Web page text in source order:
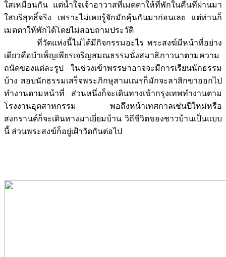
ใสเหมือนกัน แต่น้ำใจเจ้าอาวาสที่เมตตาให้ที่พักในคืนที่ผ่านมา
ใสบริสุทธิ์จริง เพราะไม่เคยรู้จักมักคุ้นกันมาก่อนเลย แต่ท่านก็
เมตตาให้พักได้โดยไม่สอบถามประวัติ
ที่วัดแห่งนี้ไม่ได้มีกิจกรรมอะไร พระสงฆ์มีหน้าที่อย่าง
เดียวคือบำเพ็ญเพียรเจริญสมณธรรมนั่งสมาธิภาวนาตามความ
ถนัดของแต่ละรูป ในช่วงเข้าพรรษาอาจจะมีการเรียนนักธรรม
บ้าง สอบนักธรรมเสร็จพระภิกษุสามเณรก็มักจะลาสิกขาออกไป
ทำงานตามหน้าที่ ส่วนหนึ่งก็จะเดินทางเข้ากรุงเทพทำงานตาม
โรงงานอุตสาหกรรม พอถึงหน้าเทศกาลเช่นปีใหม่หรือ
สงกรานต์ก็จะเดินทางมาเยี่ยมบ้าน วิถีชีวิตของชาวบ้านเป็นแบบ
นี้ ส่วนพระสงฆ์ก็อยู่เฝ้าวัดกันต่อไป